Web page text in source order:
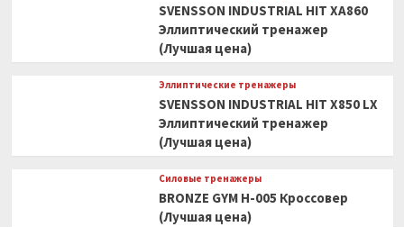
SVENSSON INDUSTRIAL HIT XA860
Эллиптический тренажер
(Лучшая цена)
Эллиптические тренажеры
SVENSSON INDUSTRIAL HIT X850 LX
Эллиптический тренажер
(Лучшая цена)
Силовые тренажеры
BRONZE GYM H-005 Кроссовер
(Лучшая цена)